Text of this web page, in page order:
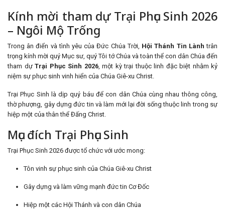
Kính mời tham dự Trại Phục Sinh 2026
– Ngôi Mộ Trống
Trong ân điển và tình yêu của Đức Chúa Trời, Hội Thánh Tin Lành trân
trọng kính mời quý Mục sư, quý Tôi tớ Chúa và toàn thể con dân Chúa đến
tham dự Trại Phục Sinh 2026, một kỳ trại thuộc linh đặc biệt nhằm kỷ
niệm sự phục sinh vinh hiển của Chúa Giê-xu Christ.
Trại Phục Sinh là dịp quý báu để con dân Chúa cùng nhau thông công,
thờ phượng, gây dựng đức tin và làm mới lại đời sống thuộc linh trong sự
hiệp một của thân thể Đấng Christ.
Mục đích Trại Phục Sinh
Trại Phục Sinh 2026 được tổ chức với ước mong:
Tôn vinh sự phục sinh của Chúa Giê-xu Christ
Gây dựng và làm vững mạnh đức tin Cơ Đốc
Hiệp một các Hội Thánh và con dân Chúa